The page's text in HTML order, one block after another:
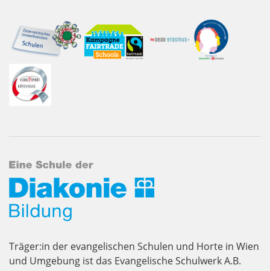
Träger:in der evangelischen Schulen und Horte in Wien
und Umgebung ist das Evangelische Schulwerk A.B.